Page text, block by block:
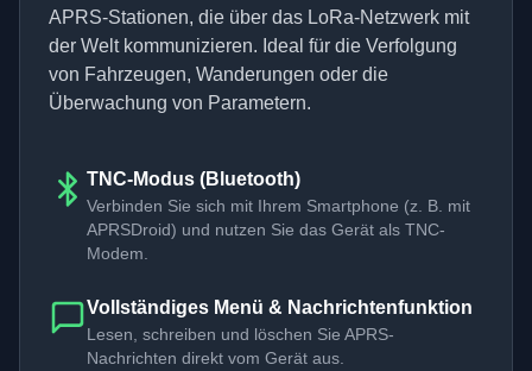
APRS-Stationen, die über das LoRa-Netzwerk mit
der Welt kommunizieren. Ideal für die Verfolgung
von Fahrzeugen, Wanderungen oder die
Überwachung von Parametern.
TNC-Modus (Bluetooth)
Verbinden Sie sich mit Ihrem Smartphone (z. B. mit
APRSDroid) und nutzen Sie das Gerät als TNC-
Modem.
Vollständiges Menü & Nachrichtenfunktion
Lesen, schreiben und löschen Sie APRS-
Nachrichten direkt vom Gerät aus.